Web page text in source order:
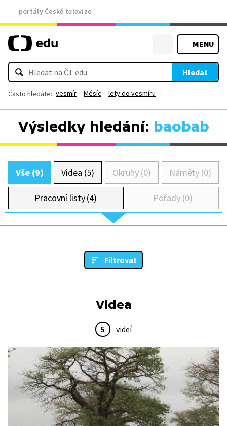
portály České televize
MENU
Hledat
Často hledáte: vesmír Měsíc lety do vesmíru
Výsledky hledání: baobab
Vše (9) Videa (5) Okruhy (0) Náměty (0)
Pracovní listy (4) Pořady (0)
Filtrovat
Videa
5 videí